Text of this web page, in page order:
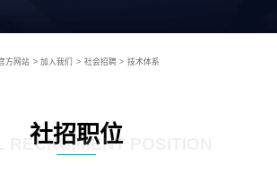
方网站 > 加入我们 > 社会招聘 > 技术体系
社招职位
RECRUIMENT POSITION